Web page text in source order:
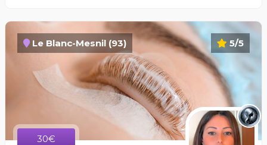
5/5
Le Blanc-Mesnil (93)
30€